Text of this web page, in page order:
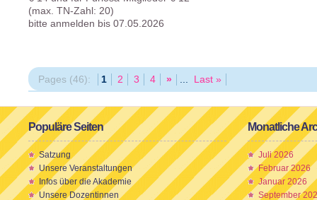
(max. TN-Zahl: 20)
bitte anmelden bis 07.05.2026
Pages (46): 1 2 3 4 » ... Last »
Populäre Seiten
Satzung
Unsere Veranstaltungen
Infos über die Akademie
Unsere Dozentinnen
Monatliche
Juli 2026
Februar 2026
Januar 2026
September